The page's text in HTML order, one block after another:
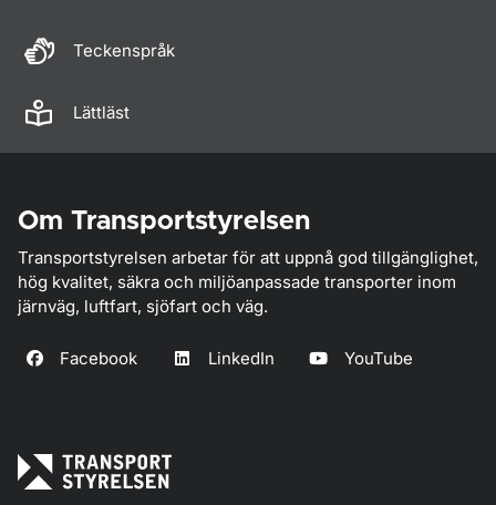
Teckenspråk
Lättläst
Om Transportstyrelsen
Transportstyrelsen arbetar för att uppnå god tillgänglighet,
hög kvalitet, säkra och miljöanpassade transporter inom
järnväg, luftfart, sjöfart och väg.
Facebook LinkedIn YouTube